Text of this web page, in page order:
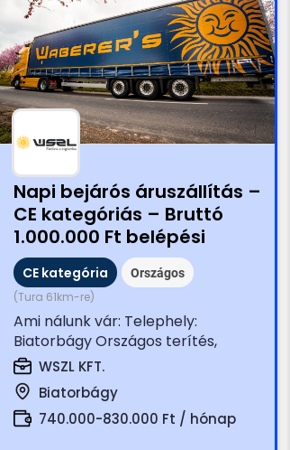
Napi bejárós áruszállítás –
CE kategóriás – Bruttó
1.000.000 Ft belépési
bónusszal!
CE kategória Országos
(Tura 61km-re)
Ami nálunk vár: Telephely:
Biatorbágy Országos terítés,
boltok terítése (száraz, hűtött,...
WSZL KFT.
Biatorbágy
740.000-830.000 Ft / hónap